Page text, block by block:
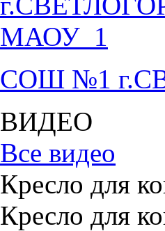
СОШ №1
ВИДЕО
Все видео
Кресло для
Кресло для